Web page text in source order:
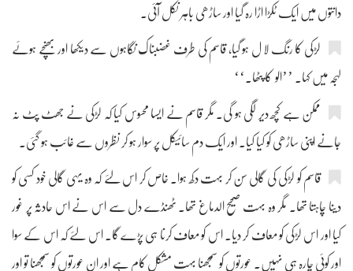
دانتوں میں ایک ٹکڑا اڑا رہ گیا اور ساڑھی باہر نکل آئی۔
لڑکی کا رنگ لا ل ہو گیا، قاسم کی طرف غضبناک نگاہوں سے دیکھا اور بھنچے ہوئے
لہجہ میں کہا۔ ’’الو کا پٹھا۔‘‘
ممکن ہے کچھ دیر لگی ہو گی۔ مگر قاسم نے ایسا محسوس کیا کہ لڑکی نے جھٹ پٹ نہ
جانے اپنی ساڑھی کو کیا کیا۔ اور ایک دم سائیکل پر سوار ہو کر نظروں سے غائب ہو گئی۔
قاسم کو لڑکی کی گالی سن کر بہت دکھ ہوا۔ خاص کر اس لئے کہ وہ یہی گالی خود کسی کو
دینا چاہتا تھا۔ مگر وہ بہت صحیح الدماغ تھا۔ ٹھنڈے دل سے اس نے اس حادثہ پر غور
کیا اور اس لڑکی کو معاف کر دیا۔ اس کو معاف کرنا ہی پڑے گا۔ اس لئے کہ اس کے سوا
اور کوئی چارہ ہی نہیں۔ عورتوں کو سمجھنا بہت مشکل کام ہے اور ان عورتوں کو سمجھنا تو اور